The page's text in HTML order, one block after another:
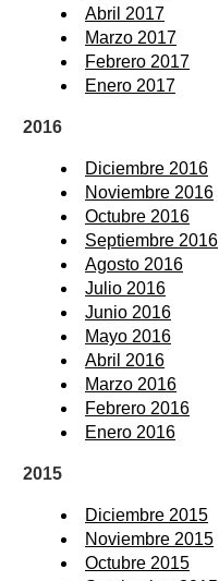
Abril 2017
Marzo 2017
Febrero 2017
Enero 2017
2016
Diciembre 2016
Noviembre 2016
Octubre 2016
Septiembre 2016
Agosto 2016
Julio 2016
Junio 2016
Mayo 2016
Abril 2016
Marzo 2016
Febrero 2016
Enero 2016
2015
Diciembre 2015
Noviembre 2015
Octubre 2015